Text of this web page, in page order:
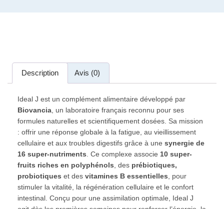
Description Avis (0)
Ideal J est un complément alimentaire développé par
Biovancia , un laboratoire français reconnu pour ses
formules naturelles et scientifiquement dosées. Sa mission
: offrir une réponse globale à la fatigue, au vieillissement
cellulaire et aux troubles digestifs grâce à une synergie de
16 super-nutriments . Ce complexe associe 10 super-
fruits riches en polyphénols , des prébiotiques,
probiotiques et des vitamines B essentielles , pour
stimuler la vitalité, la régénération cellulaire et le confort
intestinal. Conçu pour une assimilation optimale, Ideal J